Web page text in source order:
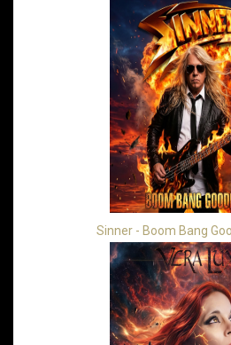
Sinner - Boom Bang